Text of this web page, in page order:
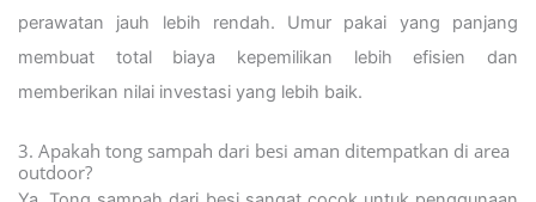
perawatan jauh lebih rendah. Umur pakai yang panjang
membuat total biaya kepemilikan lebih efisien dan
memberikan nilai investasi yang lebih baik.
3. Apakah tong sampah dari besi aman ditempatkan di area
outdoor?